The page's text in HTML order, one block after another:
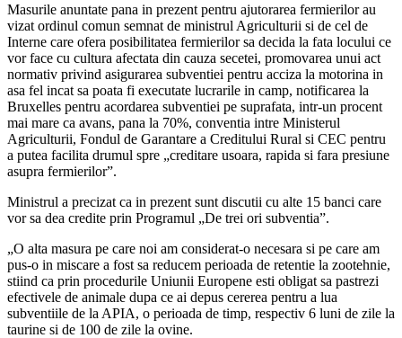
Masurile anuntate pana in prezent pentru ajutorarea fermierilor au
vizat ordinul comun semnat de ministrul Agriculturii si de cel de
Interne care ofera posibilitatea fermierilor sa decida la fata locului ce
vor face cu cultura afectata din cauza secetei, promovarea unui act
normativ privind asigurarea subventiei pentru acciza la motorina in
asa fel incat sa poata fi executate lucrarile in camp, notificarea la
Bruxelles pentru acordarea subventiei pe suprafata, intr-un procent
mai mare ca avans, pana la 70%, conventia intre Ministerul
Agriculturii, Fondul de Garantare a Creditului Rural si CEC pentru
a putea facilita drumul spre „creditare usoara, rapida si fara presiune
asupra fermierilor”.
Ministrul a precizat ca in prezent sunt discutii cu alte 15 banci care
vor sa dea credite prin Programul „De trei ori subventia”.
„O alta masura pe care noi am considerat-o necesara si pe care am
pus-o in miscare a fost sa reducem perioada de retentie la zootehnie,
stiind ca prin procedurile Uniunii Europene esti obligat sa pastrezi
efectivele de animale dupa ce ai depus cererea pentru a lua
subventiile de la APIA, o perioada de timp, respectiv 6 luni de zile la
taurine si de 100 de zile la ovine.